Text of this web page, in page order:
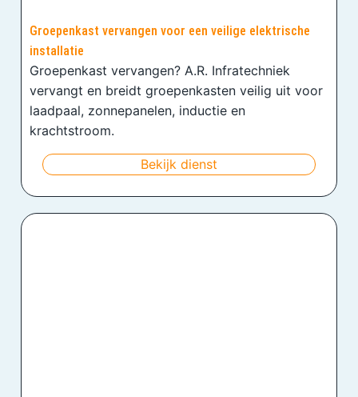
Groepenkast vervangen voor een veilige elektrische
installatie
Groepenkast vervangen? A.R. Infratechniek
vervangt en breidt groepenkasten veilig uit voor
laadpaal, zonnepanelen, inductie en
krachtstroom.
Bekijk dienst